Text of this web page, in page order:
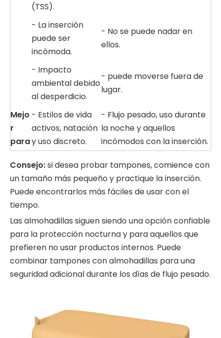
(TSS).
- La inserción
puede ser
incómoda.
- No se puede nadar en
ellos.
- Impacto
ambiental debido
al desperdicio.
- puede moverse fuera de
lugar.
Mejo
r
para
- Estilos de vida
activos, natación
y uso discreto.
- Flujo pesado, uso durante
la noche y aquellos
incómodos con la inserción.
Consejo:si desea probar tampones, comience con
un tamaño más pequeño y practique la inserción.
Puede encontrarlos más fáciles de usar con el
tiempo.
Las almohadillas siguen siendo una opción confiable
para la protección nocturna y para aquellos que
prefieren no usar productos internos. Puede
combinar tampones con almohadillas para una
seguridad adicional durante los días de flujo pesado.